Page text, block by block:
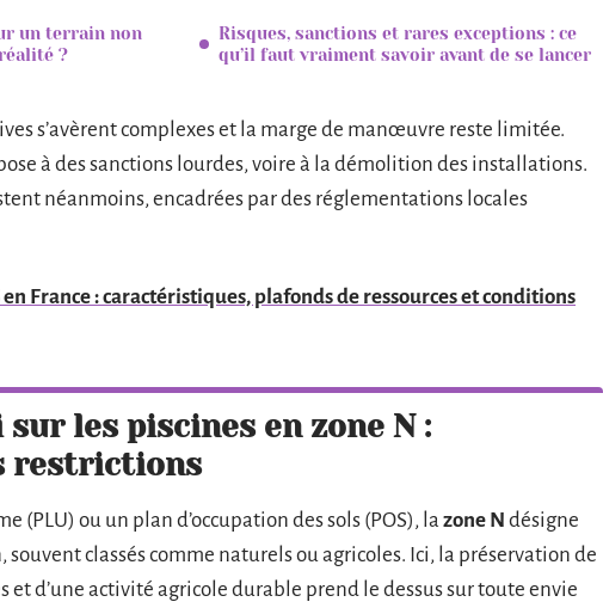
un terrain non
?
Risques, sanctions et rares exceptions : ce
qu’il faut vraiment savoir avant de se lancer
s’avèrent complexes et la marge de manœuvre reste limitée.
à des sanctions lourdes, voire à la démolition des installations.
néanmoins, encadrées par des réglementations locales
en France : caractéristiques, plafonds de ressources et conditions
les piscines en zone N :
restrictions
(PLU) ou un plan d’occupation des sols (POS), la zone N désigne
souvent classés comme naturels ou agricoles. Ici, la préservation de
et d’une activité agricole durable prend le dessus sur toute envie